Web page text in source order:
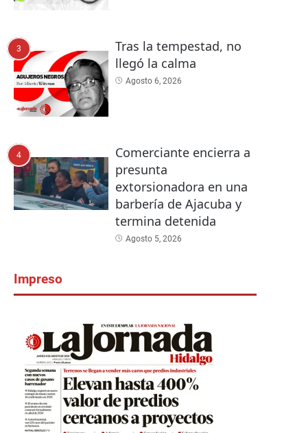
3
Tras la tempestad, no
llegó la calma
Agosto 6, 2026
4
Comerciante encierra a
presunta
extorsionadora en una
barbería de Ajacuba y
termina detenida
Agosto 5, 2026
Impreso